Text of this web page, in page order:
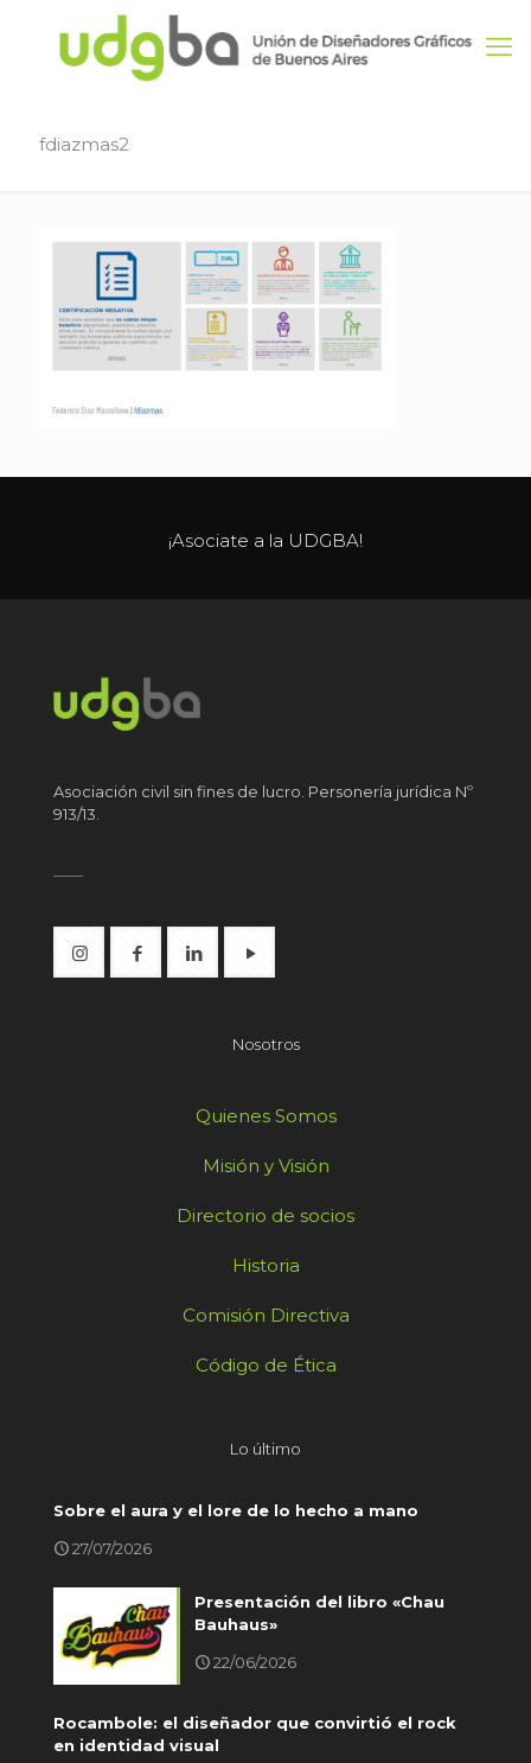
fdiazmas2
¡Asociate a la UDGBA!
Asociación civil sin fines de lucro. Personería jurídica Nº
913/13.
Nosotros
Quienes Somos
Misión y Visión
Directorio de socios
Historia
Comisión Directiva
Código de Ética
Lo último
Sobre el aura y el lore de lo hecho a mano
27/07/2026
Presentación del libro «Chau
Bauhaus»
22/06/2026
Rocambole: el diseñador que convirtió el rock
en identidad visual